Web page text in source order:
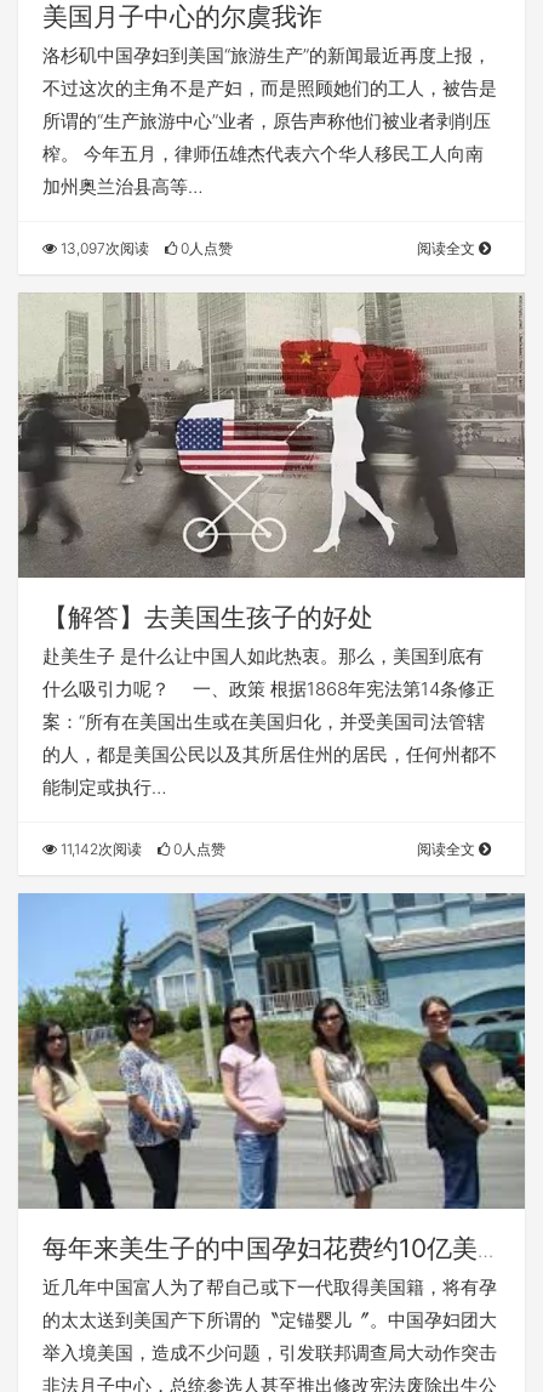
美国月子中心的尔虞我诈
洛杉矶中国孕妇到美国“旅游生产”的新闻最近再度上报，
不过这次的主角不是产妇，而是照顾她们的工人，被告是
所谓的“生产旅游中心”业者，原告声称他们被业者剥削压
榨。 今年五月，律师伍雄杰代表六个华人移民工人向南
加州奥兰治县高等…
13,097次阅读 0人点赞 阅读全文
【解答】去美国生孩子的好处
赴美生子 是什么让中国人如此热衷。那么，美国到底有
什么吸引力呢？ 一、政策 根据1868年宪法第14条修正
案：“所有在美国出生或在美国归化，并受美国司法管辖
的人，都是美国公民以及其所居住州的居民，任何州都不
能制定或执行…
11,142次阅读 0人点赞 阅读全文
每年来美生子的中国孕妇花费约10亿美
元
近几年中国富人为了帮自己或下一代取得美国籍，将有孕
的太太送到美国产下所谓的〝定锚婴儿〞。中国孕妇团大
举入境美国，造成不少问题，引发联邦调查局大动作突击
非法月子中心，总统参选人甚至推出修改宪法废除出生公